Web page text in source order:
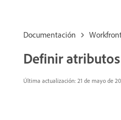
Documentación
Definir
Última actualización: 21 de mayo de